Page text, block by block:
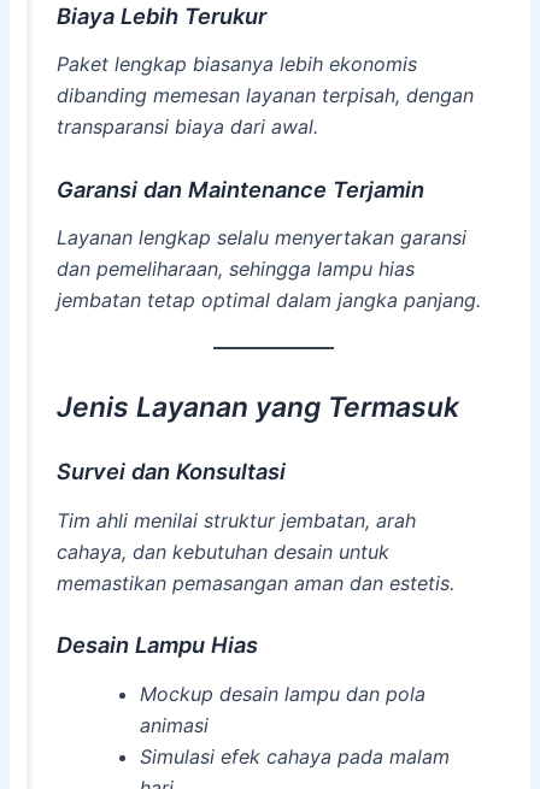
Biaya Lebih Terukur
Paket lengkap biasanya lebih ekonomis
dibanding memesan layanan terpisah, dengan
transparansi biaya dari awal.
Garansi dan Maintenance Terjamin
Layanan lengkap selalu menyertakan garansi
dan pemeliharaan, sehingga lampu hias
jembatan tetap optimal dalam jangka panjang.
Jenis Layanan yang Termasuk
Survei dan Konsultasi
Tim ahli menilai struktur jembatan, arah
cahaya, dan kebutuhan desain untuk
memastikan pemasangan aman dan estetis.
Desain Lampu Hias
Mockup desain lampu dan pola
animasi
Simulasi efek cahaya pada malam